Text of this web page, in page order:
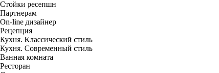
Стойки ресепшн
Партнерам
On-line дизайнер
Рецепция
Кухня. Классический стиль
Кухня. Современный стиль
Ванная комната
Ресторан